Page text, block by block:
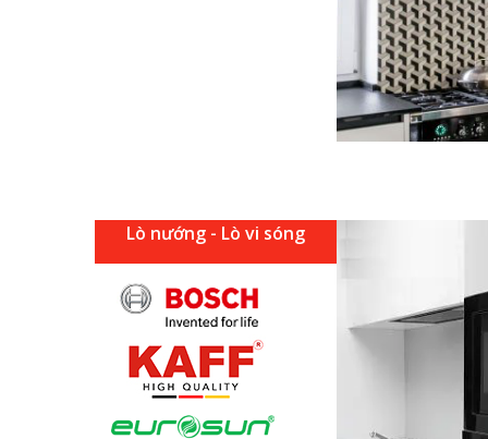
Lò nướng - Lò vi sóng